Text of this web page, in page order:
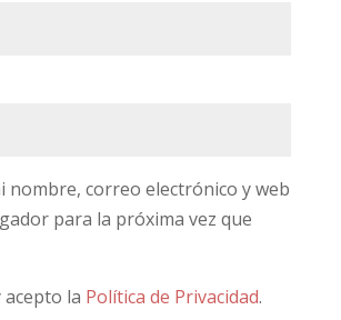
nombre, correo electrónico y web
para la próxima vez que
acepto la Política de Privacidad.